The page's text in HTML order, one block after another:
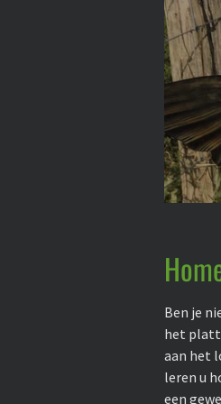
Ben je
het
aan het
leren u
een